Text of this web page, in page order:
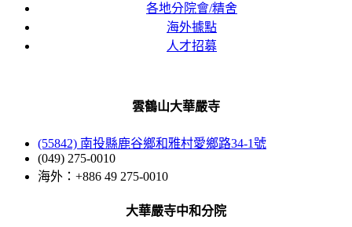
各地分院會/精舍
海外據點
人才招募
雲鶴山大華嚴寺
(55842) 南投縣鹿谷鄉和雅村愛鄉路34-1號
(049) 275-0010
海外：+886 49 275-0010
大華嚴寺中和分院